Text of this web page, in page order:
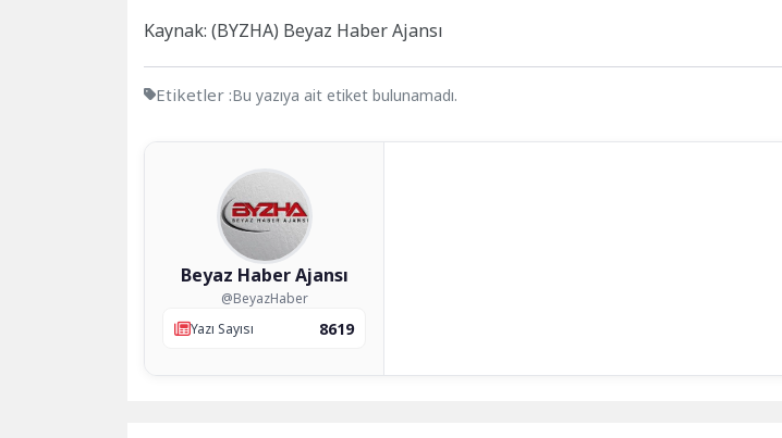
Kaynak: (BYZHA) Beyaz Haber Ajansı
Etiketler :Bu yazıya ait etiket bulunamadı.
Beyaz Haber Ajansı
@BeyazHaber
Yazı Sayısı
8619